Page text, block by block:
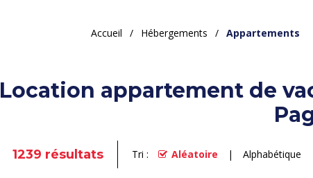
Accueil / Hébergements / Appartements
Location appartement de
1239 résultats Tri : Aléatoire Alphabétique